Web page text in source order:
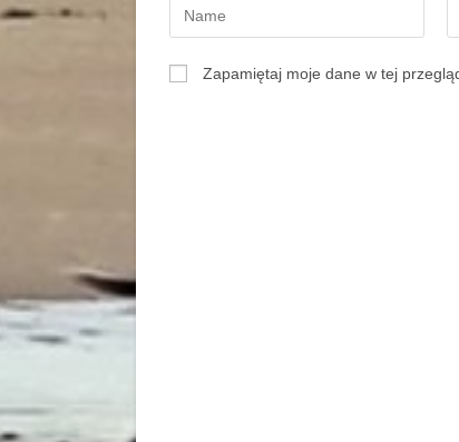
Zapamiętaj moje dane w tej